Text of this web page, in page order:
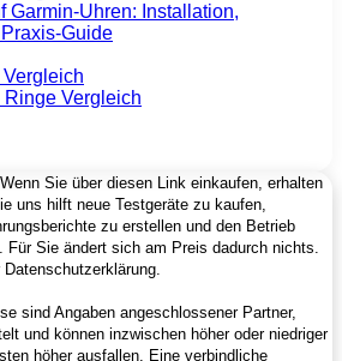
Garmin‑Uhren: Installation,
Ringe Vergleich
Sie über diesen Link einkaufen, erhalten
uns hilft neue Testgeräte zu kaufen,
zu erstellen und den Betrieb
Für Sie ändert sich am Preis dadurch nichts.
sind Angaben angeschlossener Partner,
und können inzwischen höher oder niedriger
höher ausfallen. Eine verbindliche